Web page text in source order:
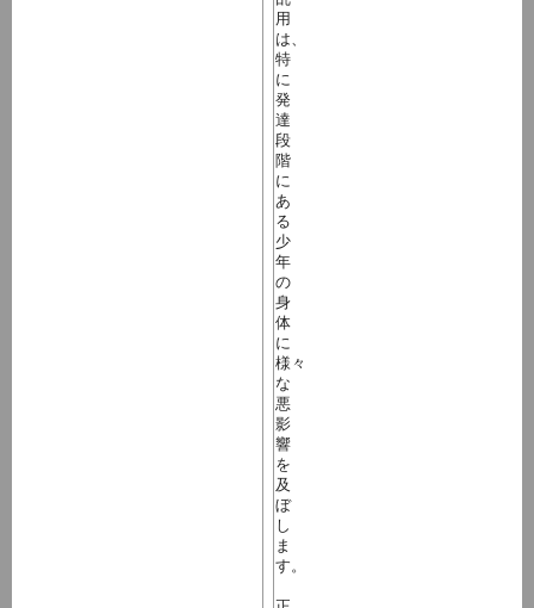
用
は、
特
に
発
達
段
階
に
あ
る
少
年
の
身
体
に
様々
な
悪
影
響
を
及
ぼ
し
ま
す。